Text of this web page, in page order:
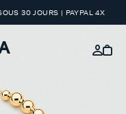
30 JOURS | PAYPAL 4X